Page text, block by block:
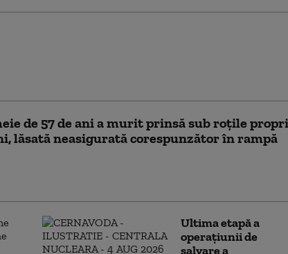
de 57 de ani a murit prinsă sub roţile
lăsată neasigurată corespunzător în rampă
Ultima etapă a
operațiunii de
salvare a